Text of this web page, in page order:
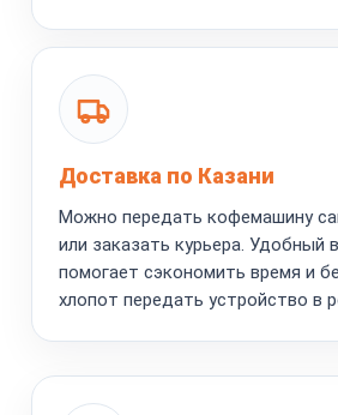
Доставка по Казани
Можно передать кофемашину
или заказать курьера. Удобный
помогает сэкономить время и
хлопот передать устройство в